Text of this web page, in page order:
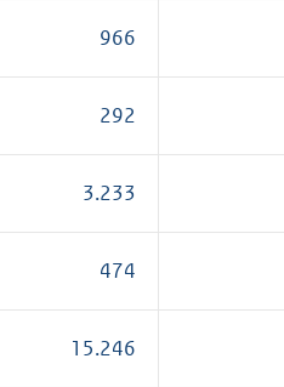
966
292
3.233
474
15.246